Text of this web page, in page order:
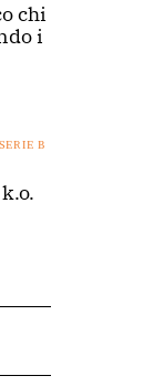
chi
i
SERIE B